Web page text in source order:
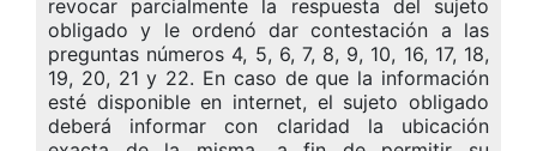
revocar parcialmente la respuesta del sujeto
obligado y le ordenó dar contestación a las
preguntas números 4, 5, 6, 7, 8, 9, 10, 16, 17, 18,
19, 20, 21 y 22. En caso de que la información
esté disponible en internet, el sujeto obligado
deberá informar con claridad la ubicación